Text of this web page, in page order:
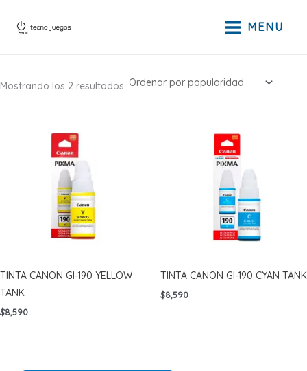
MENU
Mostrando los 2 resultados Ordenado
TINTA CANON GI-190 YELLOW
TANK
$8,590
TINTA CANON GI-190 CYAN TANK
$8,590